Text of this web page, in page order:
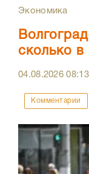
Экономика
сколько
04.08.202608:13
Комментарии